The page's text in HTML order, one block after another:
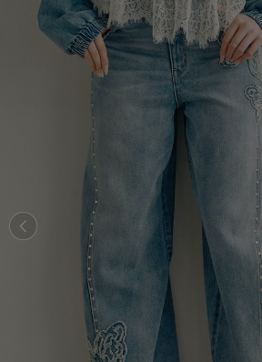
(3074)
ス/ドレス (1179)
C D E F G
J K L M N
T U
その
他
ACYM
アシーム
adidas by Stella McCartney
アディダス バイ ステラマッカートニー